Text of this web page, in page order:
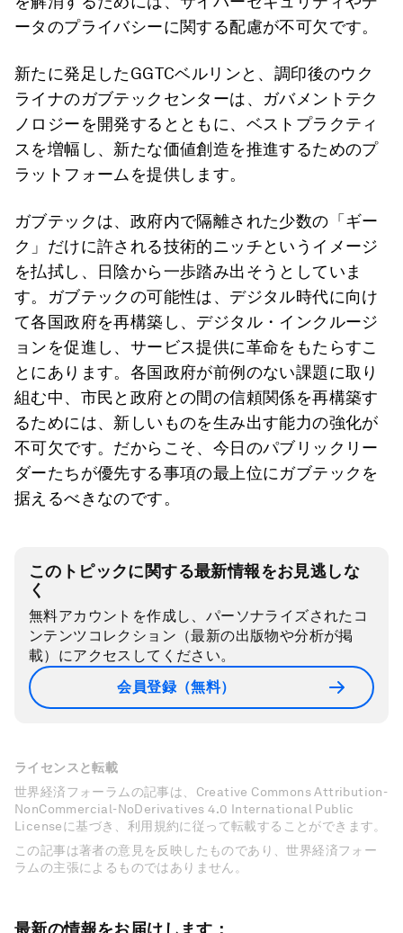
ータのプライバシーに関する配慮が不可欠です。
新たに発足したGGTCベルリンと、調印後のウク
ライナのガブテックセンターは、ガバメントテク
ノロジーを開発するとともに、ベストプラクティ
スを増幅し、新たな価値創造を推進するためのプ
ラットフォームを提供します。
ガブテックは、政府内で隔離された少数の「ギー
ク」だけに許される技術的ニッチというイメージ
を払拭し、日陰から一歩踏み出そうとしていま
す。ガブテックの可能性は、デジタル時代に向け
て各国政府を再構築し、デジタル・インクルージ
ョンを促進し、サービス提供に革命をもたらすこ
とにあります。各国政府が前例のない課題に取り
組む中、市民と政府との間の信頼関係を再構築す
るためには、新しいものを生み出す能力の強化が
不可欠です。だからこそ、今日のパブリックリー
ダーたちが優先する事項の最上位にガブテックを
据えるべきなのです。
このトピックに関する最新情報をお見逃しな
く
無料アカウントを作成し、パーソナライズされたコ
ンテンツコレクション（最新の出版物や分析が掲
載）にアクセスしてください。
会員登録（無料）
ライセンスと転載
世界経済フォーラムの記事は、Creative Commons Attribution-
NonCommercial-NoDerivatives 4.0 International Public
Licenseに基づき、利用規約に従って転載することができます。
この記事は著者の意見を反映したものであり、世界経済フォー
ラムの主張によるものではありません。
最新の情報をお届けします：